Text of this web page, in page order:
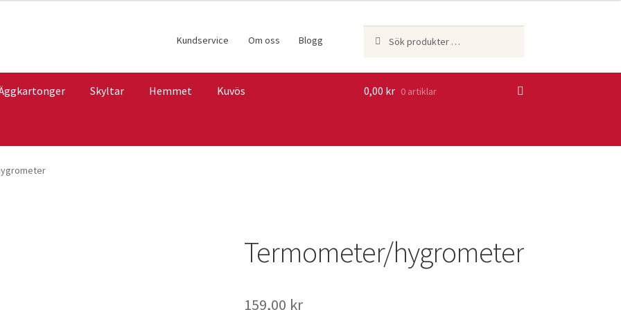
Kundservice Om oss Blogg
efter:
Skyltar Hemmet Kuvös 0,00 kr 0 artiklar
Termometer/hygrometer
159,00 kr